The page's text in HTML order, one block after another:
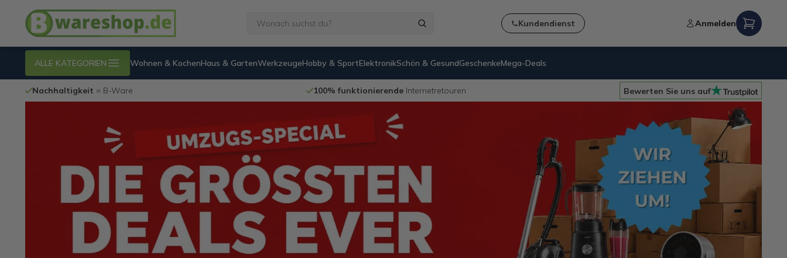
Kundendienst Anmelden
ALLE KATEGORIEN Wohnen & KochenHaus & GartenWerkzeugeHobby & SportElektronikSchön & GesundGeschenkeMega-Deals
Internetretouren Bewerten Sie uns auf